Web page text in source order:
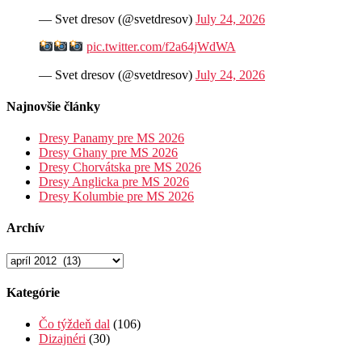
— Svet dresov (@svetdresov) July 24, 2026
pic.twitter.com/f2a64jWdWA
— Svet dresov (@svetdresov) July 24, 2026
Najnovšie články
Dresy Panamy pre MS 2026
Dresy Ghany pre MS 2026
Dresy Chorvátska pre MS 2026
Dresy Anglicka pre MS 2026
Dresy Kolumbie pre MS 2026
Archív
Archív
Kategórie
Čo týždeň dal (106)
Dizajnéri (30)